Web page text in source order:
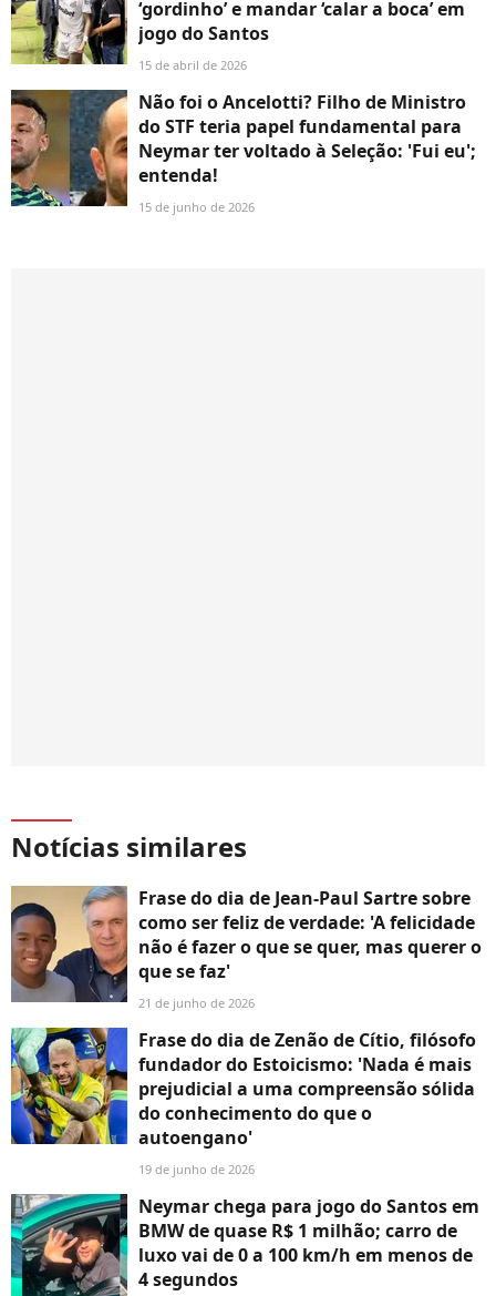
‘gordinho’ e mandar ‘calar a boca’ em
jogo do Santos
15 de abril de 2026
Não foi o Ancelotti? Filho de Ministro
do STF teria papel fundamental para
Neymar ter voltado à Seleção: 'Fui eu';
entenda!
15 de junho de 2026
Notícias similares
Frase do dia de Jean-Paul Sartre sobre
como ser feliz de verdade: 'A felicidade
não é fazer o que se quer, mas querer o
que se faz'
21 de junho de 2026
Frase do dia de Zenão de Cítio, filósofo
fundador do Estoicismo: 'Nada é mais
prejudicial a uma compreensão sólida
do conhecimento do que o
autoengano'
19 de junho de 2026
Neymar chega para jogo do Santos em
BMW de quase R$ 1 milhão; carro de
luxo vai de 0 a 100 km/h em menos de
4 segundos